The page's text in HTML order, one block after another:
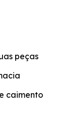
peças
caimento